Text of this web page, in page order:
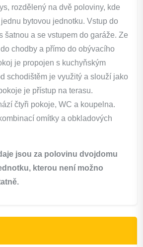
rozdělený na dvě poloviny, kde
bytovou jednotku. Vstup do
šatnou a se vstupem do garáže. Ze
chodby a přímo do obývacího
je propojen s kuchyňským
schodištěm je využitý a slouží jako
je přístup na terasu.
čtyři pokoje, WC a koupelna.
omítky a obkladových
jsou za polovinu dvojdomu
kterou není možno